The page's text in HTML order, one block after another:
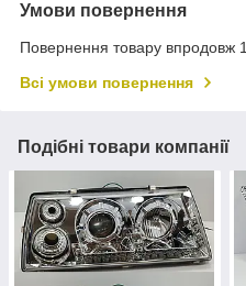
Умови повернення
Повернення товару впродовж
Всі умови повернення
Подібні товари компанії